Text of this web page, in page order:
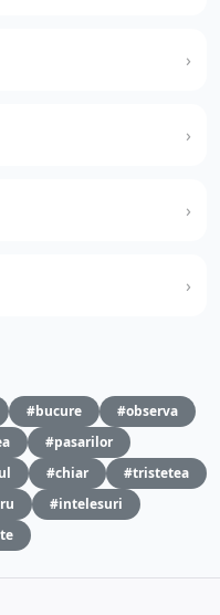
#bucure
#observa
#pasarilor
#chiar
#tristetea
#intelesuri